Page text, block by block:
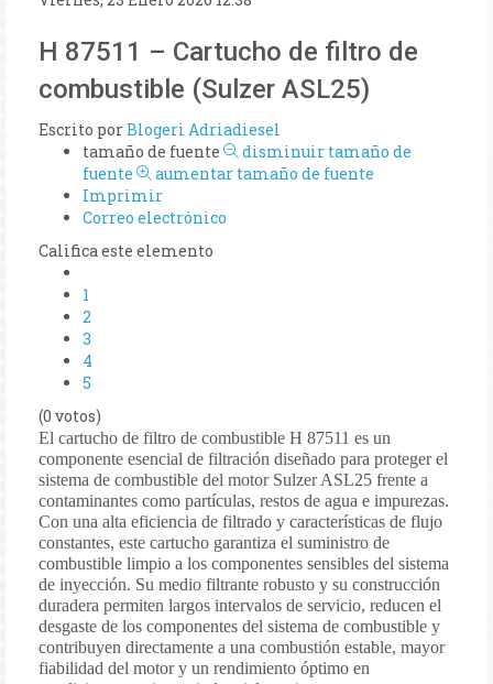
H 87511 – Cartucho de filtro de
combustible (Sulzer ASL25)
Escrito porBlogeri Adriadiesel
tamaño de fuente
disminuir tamaño de
fuente
aumentar tamaño de fuente
Imprimir
Correo electrónico
Califica este elemento
1
2
3
4
5
(0 votos)
El cartucho de filtro de combustible H 87511 es un
componente esencial de filtración diseñado para proteger el
sistema de combustible del motor Sulzer ASL25 frente a
contaminantes como partículas, restos de agua e impurezas.
Con una alta eficiencia de filtrado y características de flujo
constantes, este cartucho garantiza el suministro de
combustible limpio a los componentes sensibles del sistema
de inyección. Su medio filtrante robusto y su construcción
duradera permiten largos intervalos de servicio, reducen el
desgaste de los componentes del sistema de combustible y
contribuyen directamente a una combustión estable, mayor
fiabilidad del motor y un rendimiento óptimo en